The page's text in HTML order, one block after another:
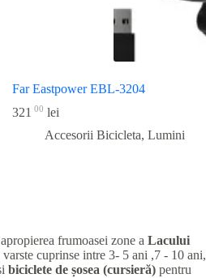
Far Eastpower EBL-3204
321 00 lei
Accesorii Bicicleta, Lumini
frumoasei zone a Lacului
cuprinse intre 3- 5 ani ,7 - 10 ani,
biciclete de șosea (cursieră) pentru